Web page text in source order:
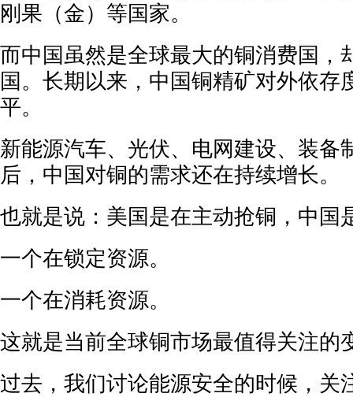
刚果（金）等国家。
而中国虽然是全球最大的铜消费国，
国。长期以来，中国铜精矿对外依存
平。
新能源汽车、光伏、电网建设、装备
后，中国对铜的需求还在持续增长。
也就是说：美国是在主动抢铜，中国
一个在锁定资源。
一个在消耗资源。
这就是当前全球铜市场最值得关注的
过去，我们讨论能源安全的时候，关